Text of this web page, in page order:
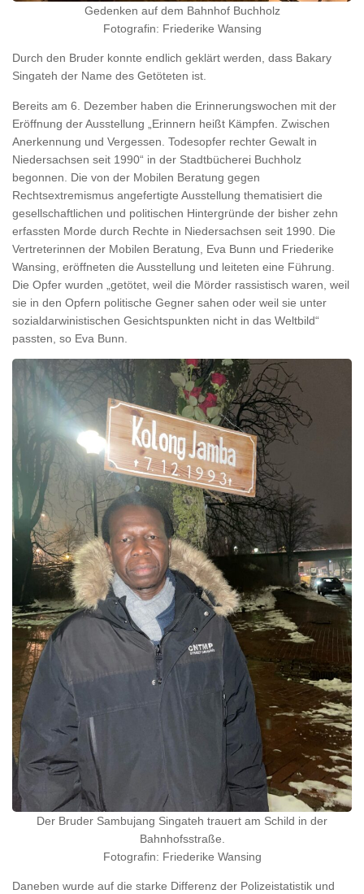
Gedenken auf dem Bahnhof Buchholz
Fotografin: Friederike Wansing
Durch den Bruder konnte endlich geklärt werden, dass Bakary
Singateh der Name des Getöteten ist.
Bereits am 6. Dezember haben die Erinnerungswochen mit der
Eröffnung der Ausstellung „Erinnern heißt Kämpfen. Zwischen
Anerkennung und Vergessen. Todesopfer rechter Gewalt in
Niedersachsen seit 1990“ in der Stadtbücherei Buchholz
begonnen. Die von der Mobilen Beratung gegen
Rechtsextremismus angefertigte Ausstellung thematisiert die
gesellschaftlichen und politischen Hintergründe der bisher zehn
erfassten Morde durch Rechte in Niedersachsen seit 1990. Die
Vertreterinnen der Mobilen Beratung, Eva Bunn und Friederike
Wansing, eröffneten die Ausstellung und leiteten eine Führung.
Die Opfer wurden „getötet, weil die Mörder rassistisch waren, weil
sie in den Opfern politische Gegner sahen oder weil sie unter
sozialdarwinistischen Gesichtspunkten nicht in das Weltbild“
passten, so Eva Bunn.
Der Bruder Sambujang Singateh trauert am Schild in der
Bahnhofsstraße.
Fotografin: Friederike Wansing
Daneben wurde auf die starke Differenz der Polizeistatistik und